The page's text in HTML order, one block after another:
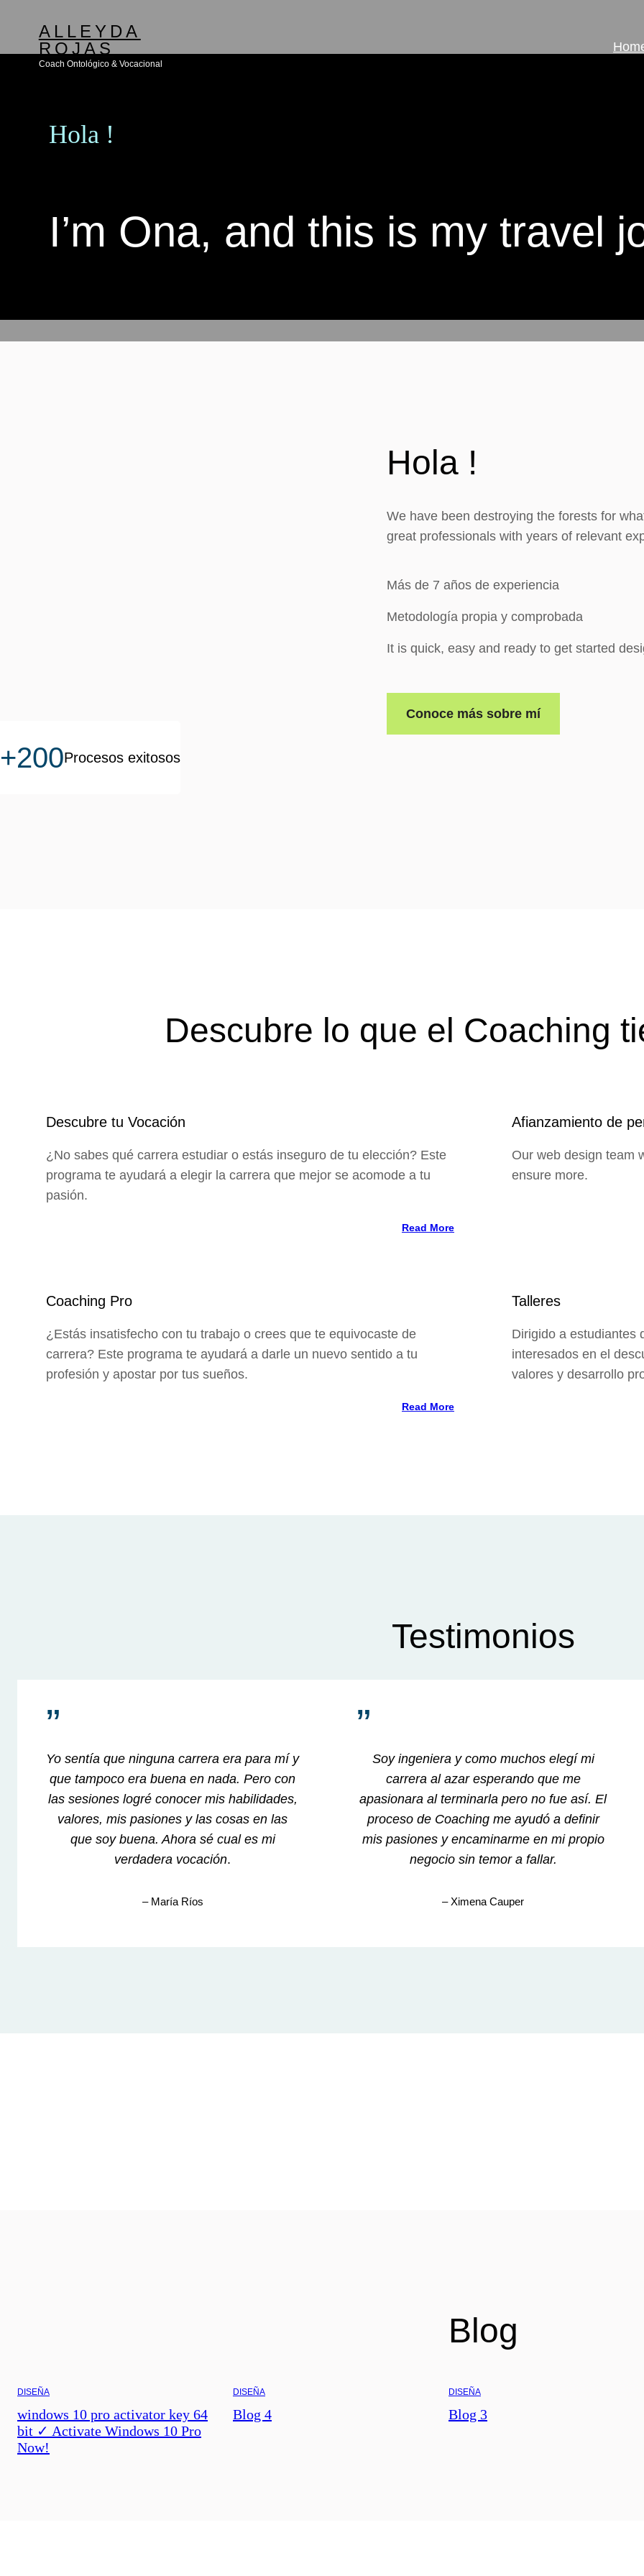
ALLEYDA
ROJAS
Coach Ontológico & Vocacional
Hola !
I’m Ona, and this is my travel
+200Procesos exitosos
Hola !
We have been destroying the forests for
great professionals with years of relevant
Más de 7 años de experiencia
Metodología propia y comprobada
It is quick, easy and ready to get started
Conoce más sobre mí
Descubre lo que el Coaching
Descubre tu Vocación
¿No sabes qué carrera estudiar o estás inseguro de tu elección? Este
programa te ayudará a elegir la carrera que mejor se acomode a tu
pasión.
Read More
Afianzamiento de
Our web design team
ensure more.
Coaching Pro
¿Estás insatisfecho con tu trabajo o crees que te equivocaste de
carrera? Este programa te ayudará a darle un nuevo sentido a tu
profesión y apostar por tus sueños.
Read More
Talleres
Dirigido a estudiantes
interesados en el
valores y desarrollo
Testimonios
”
Yo sentía que ninguna carrera era para mí y
que tampoco era buena en nada. Pero con
las sesiones logré conocer mis habilidades,
valores, mis pasiones y las cosas en las
que soy buena. Ahora sé cual es mi
verdadera vocación.
– María Ríos
”
Soy ingeniera y como muchos elegí mi
carrera al azar esperando que me
apasionara al terminarla pero no fue así. El
proceso de Coaching me ayudó a definir
mis pasiones y encaminarme en mi propio
negocio sin temor a fallar.
– Ximena Cauper
Blog
DISEÑA
windows 10 pro activator key 64
bit ✓ Activate Windows 10 Pro
Now!
DISEÑA
Blog 4
DISEÑA
Blog 3